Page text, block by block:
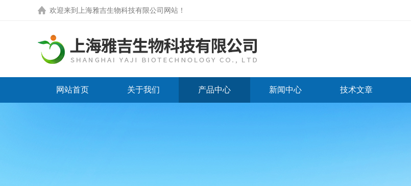
欢迎来到 上海雅吉生物科技有限公司网站 ！
网站首页 关于我们 产品中心 新闻中心 技术文章